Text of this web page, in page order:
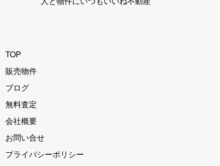
TOP
販売物件
ブログ
無料査定
会社概要
お問い合せ
プライバシーポリシー